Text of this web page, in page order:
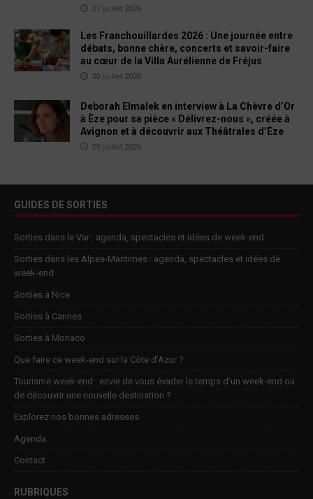
31 juillet 2026
Les Franchouillardes 2026 : Une journée entre
débats, bonne chère, concerts et savoir-faire
au cœur de la Villa Aurélienne de Fréjus
30 juillet 2026
Deborah Elmalek en interview à La Chèvre d’Or
à Èze pour sa pièce « Délivrez-nous », créée à
Avignon et à découvrir aux Théâtrales d’Èze
29 juillet 2026
GUIDES DE SORTIES
Sorties dans le Var : agenda, spectacles et idées de week-end
Sorties dans les Alpes-Maritimes : agenda, spectacles et idées de
week-end
Sorties à Nice
Sorties à Cannes
Sorties à Monaco
Que faire ce week-end sur la Côte d’Azur ?
Tourisme week-end : envie de vous évader le temps d’un week-end ou
de découvrir une nouvelle destination ?
Explorez nos bonnes adresses
Agenda
Contact
RUBRIQUES